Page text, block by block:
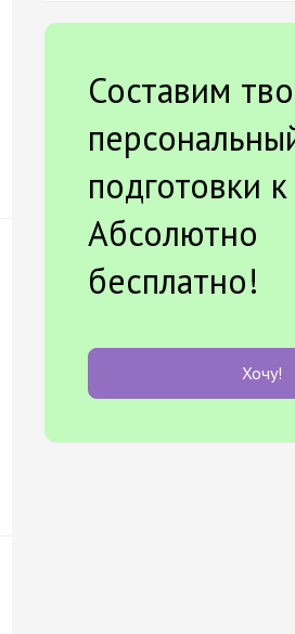
Составим
подготовки
Абсолютно
бесплатно!
Хочу!